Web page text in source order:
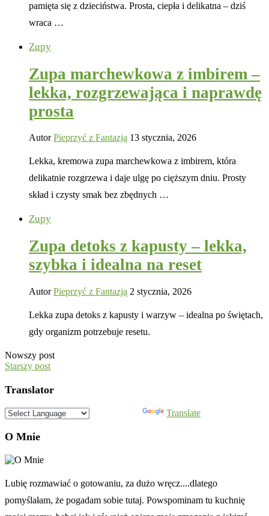
pamięta się z dzieciństwa. Prosta, ciepła i delikatna – dziś
wraca …
Zupy
Zupa marchewkowa z imbirem –
lekka, rozgrzewająca i naprawdę
prosta
AutorPieprzyć z Fantazją 13 stycznia, 2026
Lekka, kremowa zupa marchewkowa z imbirem, która
delikatnie rozgrzewa i daje ulgę po cięższym dniu. Prosty
skład i czysty smak bez zbędnych …
Zupy
Zupa detoks z kapusty – lekka,
szybka i idealna na reset
AutorPieprzyć z Fantazją 2 stycznia, 2026
Lekka zupa detoks z kapusty i warzyw – idealna po świętach,
gdy organizm potrzebuje resetu.
Nowszy post
Starszy post
Translator
Translate
O Mnie
Lubię rozmawiać o gotowaniu, za dużo wręcz....dlatego
pomyślałam, że pogadam sobie tutaj. Powspominam tu kuchnię